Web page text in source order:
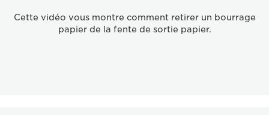
Cette vidéo vous montre comment retirer un bourrage
papier de la fente de sortie papier.